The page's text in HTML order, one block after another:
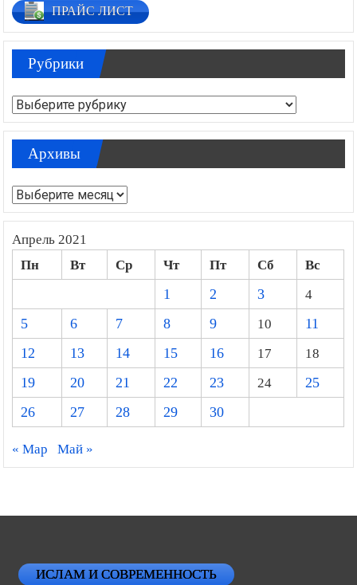
ПРАЙС ЛИСТ
Рубрики
Рубрики
Архивы
Архивы
Апрель 2021
Пн Вт Ср Чт Пт Сб
Вс
1
2 3
4
5
6 7 8 9 10
11
12
13 14 15 16 17
18
19
20 21 22 23 24
25
26
27 28 29 30
« Мар Май »
ИСЛАМ И СОВРЕМЕННОСТЬ